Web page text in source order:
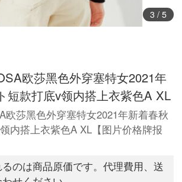
3/ 5
欧莎黑色外穿塞特女2021年
短款打底v领内搭上衣紫色A XL
欧莎黑色外穿塞特女2021年新着春秋
内搭上衣紫色A XL【图片价格牌报
のは商品原価です。代理費用、送